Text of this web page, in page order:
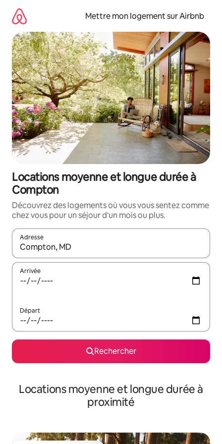
directement
contenu
Mettre mon logement sur Airbnb
Locations moyenne et longue durée à
Compton
Découvrez des logements où vous vous sentez comme
chez vous pour un séjour d'un mois ou plus.
Adresse
Lorsque les résultats s'affichent, utilisez les flèches vers le
Arrivée
Départ
Rechercher
Locations moyenne et longue durée à
proximité